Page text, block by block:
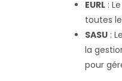
EURL :
toutes
SASU :
la
pour